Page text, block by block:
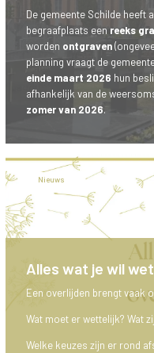
De gemeente Schilde heeft
begraafplaats een reeks
worden ontgraven
planning vraagt de
einde maart 2026 hun
afhankelijk van de
zomer van 2026.
Nieuws
Alles wat je wil
Een overlijden brengt vaak
Wat moet er wettelijk? Wat
Welke keuzes zijn er rond